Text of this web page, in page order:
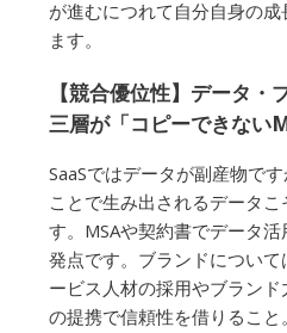
が進むにつれて自分自身の
ます。
【競合優位性】データ・
三層が「コピーできない
SaaSではデータが副産物で
ことで生み出されるデータ
す。MSAや契約書でデータ
発点です。ブランドについ
ービス人材の採用やブラン
の提携で信頼性を借りるこ